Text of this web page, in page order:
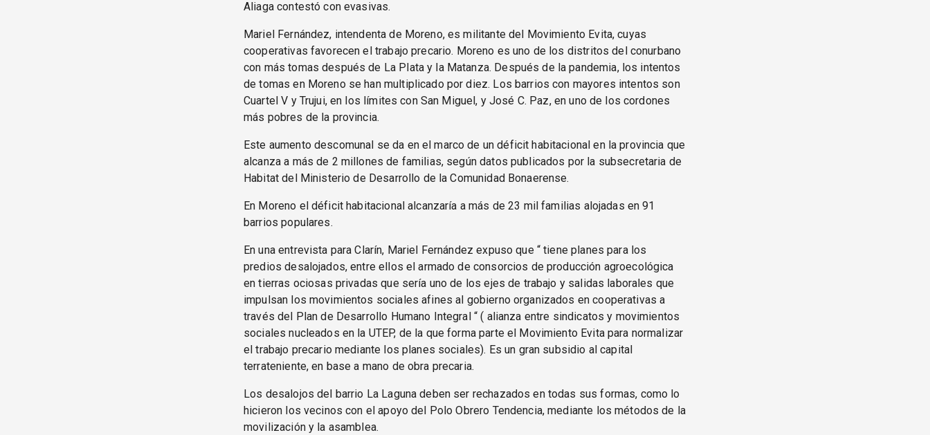
Aliaga contestó con evasivas.
Mariel Fernández, intendenta de Moreno, es militante del Movimiento Evita, cuyas
cooperativas favorecen el trabajo precario. Moreno es uno de los distritos del conurbano
con más tomas después de La Plata y la Matanza. Después de la pandemia, los intentos
de tomas en Moreno se han multiplicado por diez. Los barrios con mayores intentos son
Cuartel V y Trujui, en los límites con San Miguel, y José C. Paz, en uno de los cordones
más pobres de la provincia.
Este aumento descomunal se da en el marco de un déficit habitacional en la provincia que
alcanza a más de 2 millones de familias, según datos publicados por la subsecretaria de
Habitat del Ministerio de Desarrollo de la Comunidad Bonaerense.
En Moreno el déficit habitacional alcanzaría a más de 23 mil familias alojadas en 91
barrios populares.
En una entrevista para Clarín, Mariel Fernández expuso que “ tiene planes para los
predios desalojados, entre ellos el armado de consorcios de producción agroecológica
en tierras ociosas privadas que sería uno de los ejes de trabajo y salidas laborales que
impulsan los movimientos sociales afines al gobierno organizados en cooperativas a
través del Plan de Desarrollo Humano Integral “ ( alianza entre sindicatos y movimientos
sociales nucleados en la UTEP, de la que forma parte el Movimiento Evita para normalizar
el trabajo precario mediante los planes sociales). Es un gran subsidio al capital
terrateniente, en base a mano de obra precaria.
Los desalojos del barrio La Laguna deben ser rechazados en todas sus formas, como lo
hicieron los vecinos con el apoyo del Polo Obrero Tendencia, mediante los métodos de la
movilización y la asamblea.